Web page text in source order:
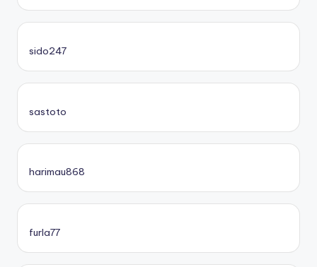
sido247
sastoto
harimau868
furla77